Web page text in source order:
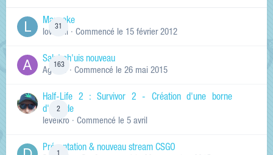
31
Manneke
lowskill · Commencé le 15 février 2012
163
Salut ch'uis nouveau
Ag0Nie · Commencé le 26 mai 2015
2
Half-Life 2 : Survivor 2 - Création d'une borne
d'arcade
levelkro · Commencé le 5 avril
Présentation & nouveau stream CSGO